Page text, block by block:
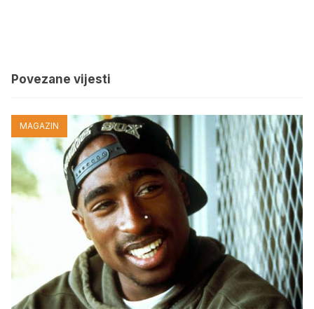
Povezane vijesti
MAGAZIN